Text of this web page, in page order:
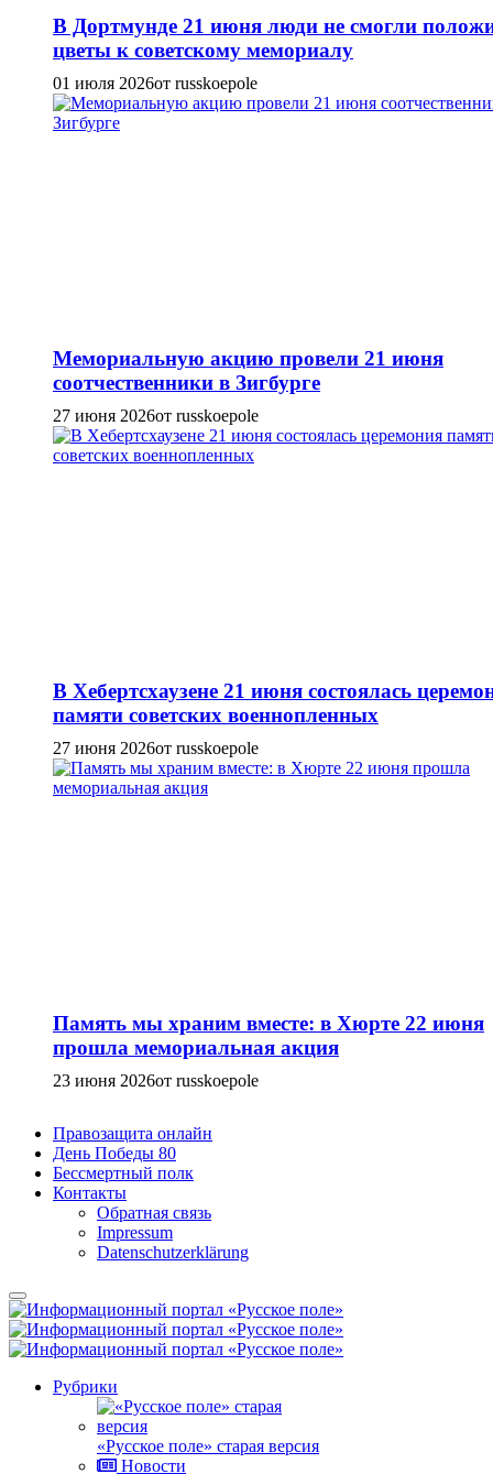
В Дортмунде 21 июня люди не смогли
цветы к советскому мемориалу
01 июля 2026от russkoepole
Мемориальную акцию провели 21 июня
соотчественники в Зигбурге
27 июня 2026от russkoepole
В Хебертсхаузене 21 июня состоялась
памяти советских военнопленных
27 июня 2026от russkoepole
Память мы храним вместе: в Хюрте 22 июня
прошла мемориальная акция
23 июня 2026от russkoepole
Правозащита онлайн
День Победы 80
Бессмертный полк
Контакты
Обратная связь
Impressum
Datenschutzerklärung
Рубрики
«Русское поле» старая версия
Новости